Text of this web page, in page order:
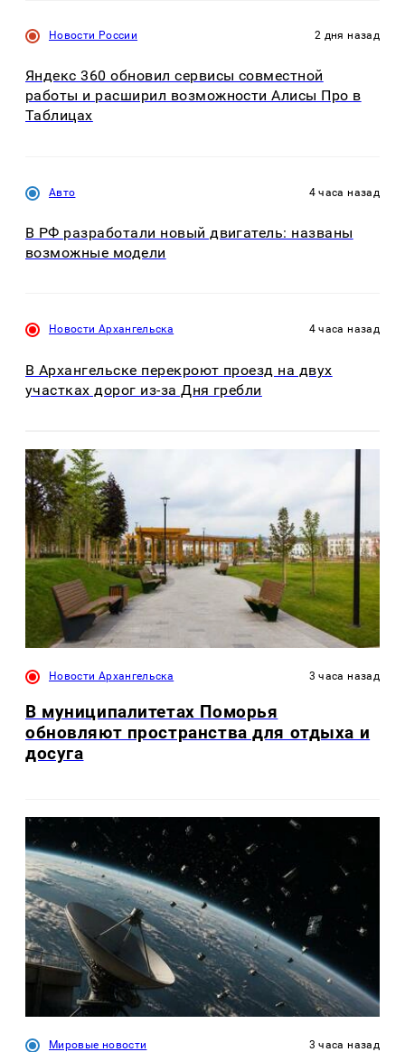
Новости России 2 дня назад
Яндекс 360 обновил сервисы совместной
работы и расширил возможности Алисы Про в
Таблицах
Авто 4 часа назад
В РФ разработали новый двигатель: названы
возможные модели
Новости Архангельска 4 часа назад
В Архангельске перекроют проезд на двух
участках дорог из-за Дня гребли
Новости Архангельска 3 часа назад
В муниципалитетах Поморья
обновляют пространства для отдыха и
досуга
Мировые новости 3 часа назад